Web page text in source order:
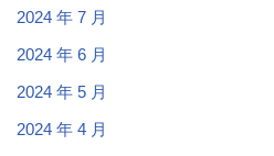
2024 年 7 月
2024 年 6 月
2024 年 5 月
2024 年 4 月